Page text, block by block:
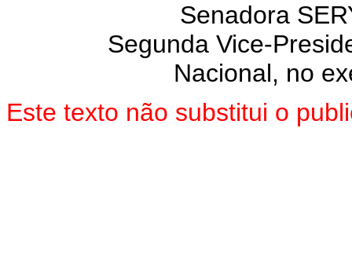
Senadora
Segunda Vice-
Nacional, no
Este texto não substitui o